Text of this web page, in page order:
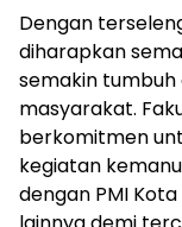
Dengan
diharapkan
semakin tumbuh
masyarakat.
berkomitmen
kegiatan
dengan PMI